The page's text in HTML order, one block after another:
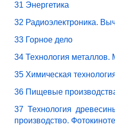
31 Энергетика
32 Радиоэлектроника.
33 Горное дело
34 Технология
35 Химическая
36 Пищевые
37 Технология
производство.